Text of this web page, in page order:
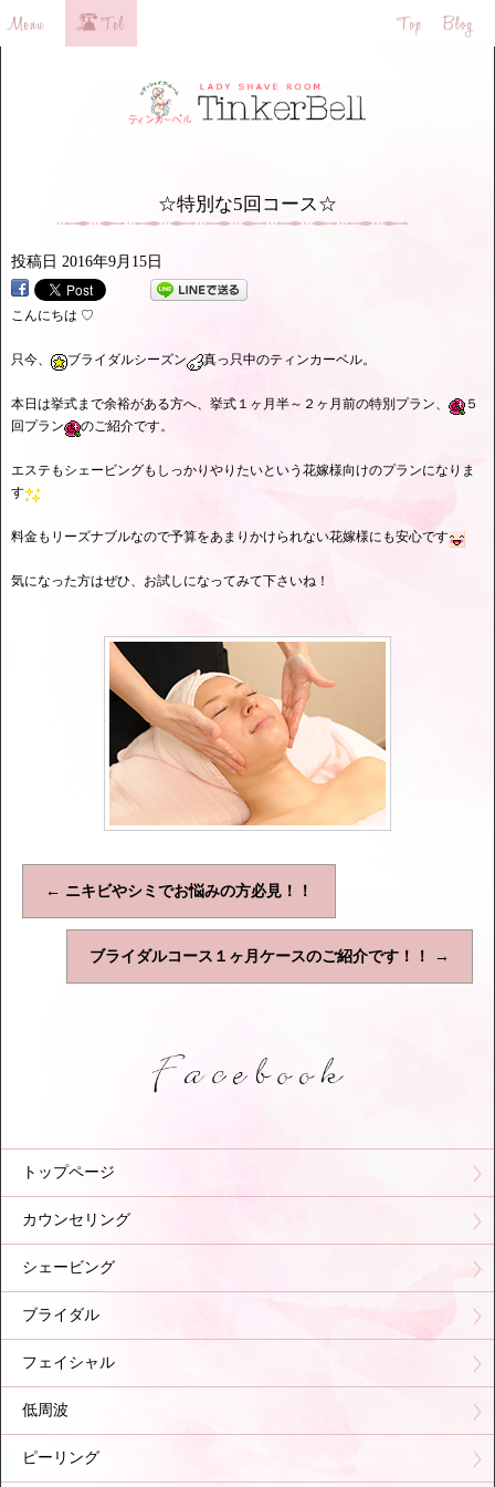
☆特別な5回コース☆
投稿日 2016年9月15日
こんにちは ♡
只今、 ブライダルシーズン 真っ只中のティンカーベル。
本日は挙式まで余裕がある方へ、挙式１ヶ月半～２ヶ月前の特別プラン、
５
回プラン
のご紹介です。
エステもシェービングもしっかりやりたいという花嫁様向けのプランになりま
す
料金もリーズナブルなので予算をあまりかけられない花嫁様にも安心です
気になった方はぜひ、お試しになってみて下さいね！
← ニキビやシミでお悩みの方必見！！
ブライダルコース１ヶ月ケースのご紹介です！！ →
トップページ
カウンセリング
シェービング
ブライダル
フェイシャル
低周波
ピーリング